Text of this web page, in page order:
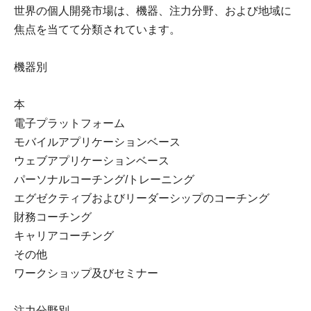
世界の個人開発市場は、機器、注力分野、および地域に
焦点を当てて分類されています。
機器別
本
電子プラットフォーム
モバイルアプリケーションベース
ウェブアプリケーションベース
パーソナルコーチング/トレーニング
エグゼクティブおよびリーダーシップのコーチング
財務コーチング
キャリアコーチング
その他
ワークショップ及びセミナー